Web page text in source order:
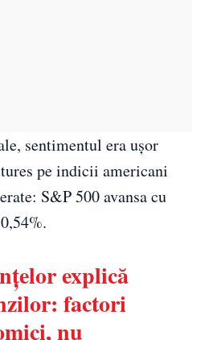
sentimentul era ușor
pe indicii americani
S&P 500 avansa cu
explică
factori
nu